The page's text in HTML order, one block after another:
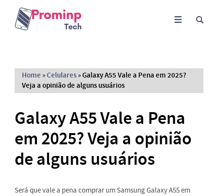
Home »Celulares »Galaxy A55 Vale a Pena em 2025?
Veja a opinião de alguns usuários
Galaxy A55 Vale a Pena
em 2025? Veja a opinião
de alguns usuários
Será que vale a pena comprar um Samsung Galaxy A55 em